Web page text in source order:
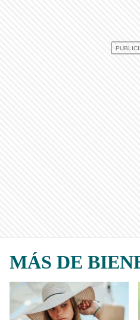
MÁS DE